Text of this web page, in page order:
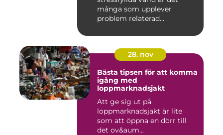
många som upplever
problem relaterad...
28. nov
Bästa tipsen för att komma
igång med
loppmarknadsjakt
Att ge sig ut på
loppmarknadsjakt är lite
som att öppna en dörr till
det ov&aum...